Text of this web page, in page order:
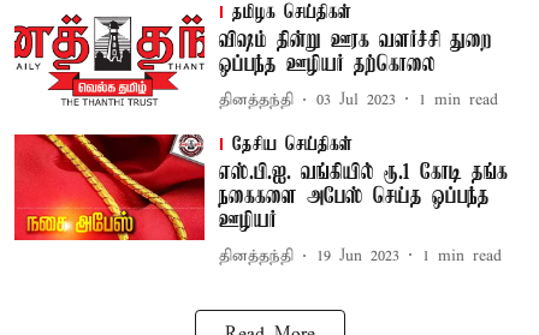
தமிழக செய்திகள்
விஷம் தின்று ஊரக வளர்ச்சி துறை
ஒப்பந்த ஊழியர் தற்கொலை
தினத்தந்தி 03 Jul 2023 1 min read
தேசிய செய்திகள்
எஸ்.பி.ஐ. வங்கியில் ரூ.1 கோடி தங்க
நகைகளை அபேஸ் செய்த ஒப்பந்த
ஊழியர்
தினத்தந்தி 19 Jun 2023 1 min read